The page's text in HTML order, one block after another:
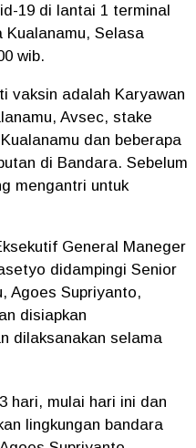
19 di lantai 1 terminal
Kualanamu, Selasa
wib.
vaksin adalah Karyawan
Avsec, stake
dan beberapa
di Bandara. Sebelum
mengantri untuk
General Maneger
didampingi Senior
Agoes Supriyanto,
disiapkan
dilaksanakan selama
hari, mulai hari ini dan
lingkungan bandara